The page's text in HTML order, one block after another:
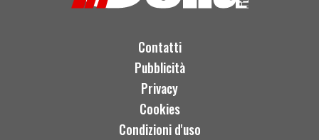
Contatti
Pubblicità
Privacy
Cookies
Condizioni d'uso